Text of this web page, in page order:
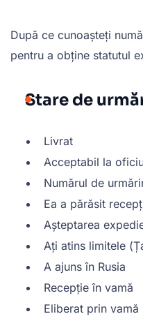
După ce cunoașteți
pentru a obține statutul
Stare de
Livrat
Acceptabil la
Numărul de
Ea a părăsit
Așteptarea
Ați atins limitele
A ajuns în Rusia
Recepție în vamă
Eliberat prin vamă